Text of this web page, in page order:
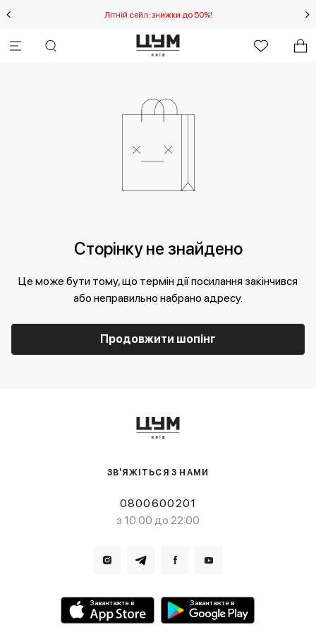
Літній сейл: знижки до 50%!
Сторінку не знайдено
Це може бути тому, що термін дії посилання закінчився
або неправильно набрано адресу.
Продовжити шопінг
ЗВ’ЯЖІТЬСЯ З НАМИ
0800600201
з 10:00 до 22:00
Завантажте в Завантажте в